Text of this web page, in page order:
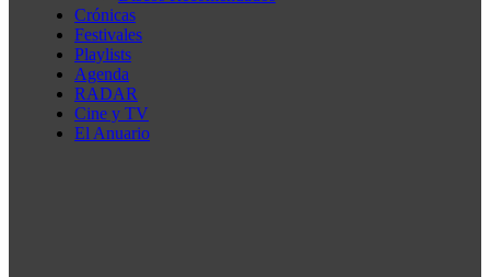
Crónicas
Festivales
Playlists
Agenda
RADAR
Cine y TV
El Anuario